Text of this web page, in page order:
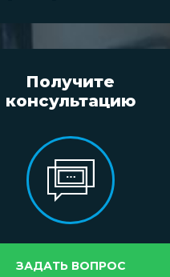
Получите
консультацию
ЗАДАТЬ ВОПРОС